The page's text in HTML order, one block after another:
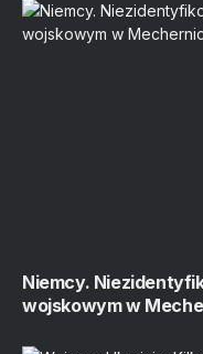
Niemcy.
wojskowym w